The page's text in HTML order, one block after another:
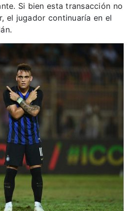
Si bien esta transacción no
el jugador continuaría en el